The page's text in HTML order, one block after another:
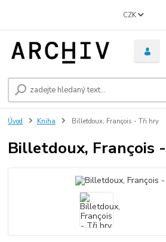
CZK
Úvod Kniha Billetdoux, François - Tři hry
Billetdoux, François